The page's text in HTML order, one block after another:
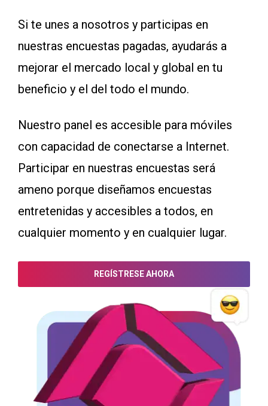
Si te unes a nosotros y participas en
nuestras encuestas pagadas, ayudarás a
mejorar el mercado local y global en tu
beneficio y el del todo el mundo.
Nuestro panel es accesible para móviles
con capacidad de conectarse a Internet.
Participar en nuestras encuestas será
ameno porque diseñamos encuestas
entretenidas y accesibles a todos, en
cualquier momento y en cualquier lugar.
REGÍSTRESE AHORA